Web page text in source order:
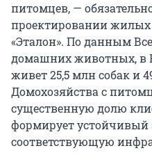
питомцев, —
проектировании жилых
«Эталон». По данным
домашних животных, в
живет 25,5 млн собак и
Домохозяйства с
существенную долю
формирует устойчивый
соответствующую